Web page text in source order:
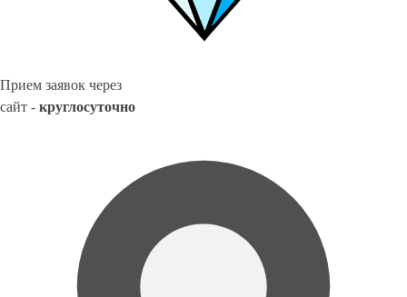
Прием заявок через
сайт - круглосуточно